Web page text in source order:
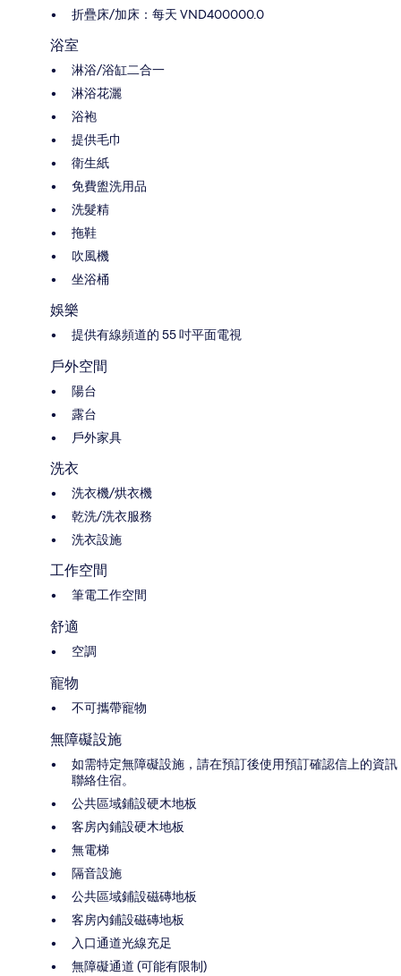
折疊床/加床：每天 VND400000.0
浴室
淋浴/浴缸二合一
淋浴花灑
浴袍
提供毛巾
衛生紙
免費盥洗用品
洗髮精
拖鞋
吹風機
坐浴桶
娛樂
提供有線頻道的 55 吋平面電視
戶外空間
陽台
露台
戶外家具
洗衣
洗衣機/烘衣機
乾洗/洗衣服務
洗衣設施
工作空間
筆電工作空間
舒適
空調
寵物
不可攜帶寵物
無障礙設施
如需特定無障礙設施，請在預訂後使用預訂確認信上的資訊
聯絡住宿。
公共區域鋪設硬木地板
客房內鋪設硬木地板
無電梯
隔音設施
公共區域鋪設磁磚地板
客房內鋪設磁磚地板
入口通道光線充足
無障礙通道 (可能有限制)